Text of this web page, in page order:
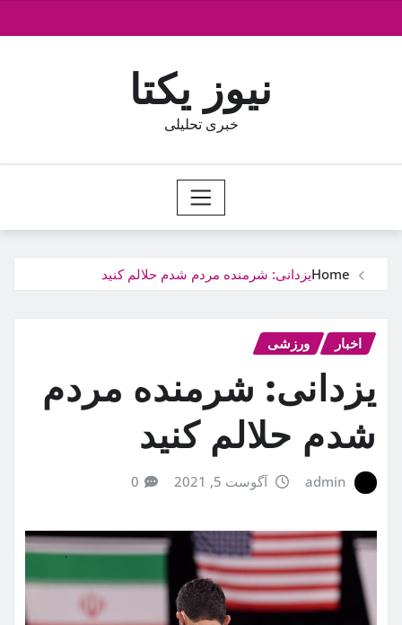
to
نیوز یکتا
خبری تحلیلی
Homeیزدانی: شرمنده مردم شدم حلالم کنید
اخبار ورزشی
یزدانی: شرمنده مردم
شدم حلالم کنید
admin آگوست 5, 2021 0